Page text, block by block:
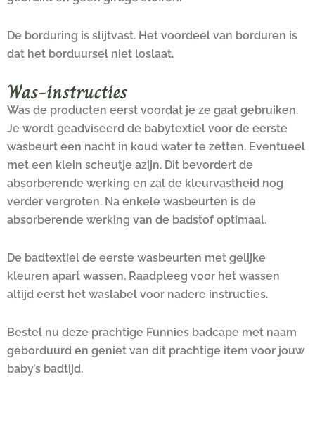
De borduring is slijtvast. Het voordeel van borduren is
dat het borduursel niet loslaat.
Was-instructies
Was de producten eerst voordat je ze gaat gebruiken.
Je wordt geadviseerd de babytextiel voor de eerste
wasbeurt een nacht in koud water te zetten. Eventueel
met een klein scheutje azijn. Dit bevordert de
absorberende werking en zal de kleurvastheid nog
verder vergroten. Na enkele wasbeurten is de
absorberende werking van de badstof optimaal.
De badtextiel de eerste wasbeurten met gelijke
kleuren apart wassen. Raadpleeg voor het wassen
altijd eerst het waslabel voor nadere instructies.
Bestel nu deze prachtige Funnies badcape met naam
geborduurd en geniet van dit prachtige item voor jouw
baby’s badtijd.